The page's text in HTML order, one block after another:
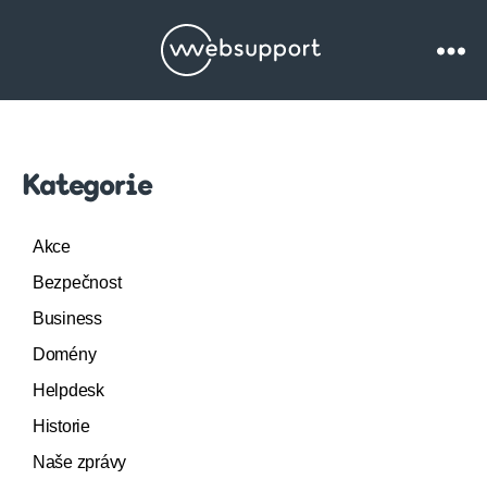
Websupport.cz
Kategorie
Akce
Bezpečnost
Business
Domény
Helpdesk
Historie
Naše zprávy